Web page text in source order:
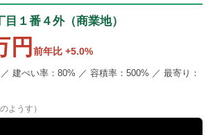
１番４外（商業地）
円 前年比 +5.0%
建ぺい率：80% ／ 容積率：500% ／ 最寄り：
ようす）